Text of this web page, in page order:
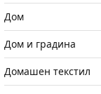
Дом
Дом и градина
Домашен текстил